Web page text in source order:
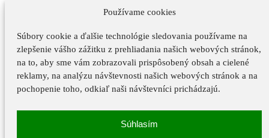
Používame cookies
Súbory cookie a ďalšie technológie sledovania používame na
zlepšenie vášho zážitku z prehliadania našich webových stránok,
na to, aby sme vám zobrazovali prispôsobený obsah a cielené
reklamy, na analýzu návštevnosti našich webových stránok a na
pochopenie toho, odkiaľ naši návštevníci prichádzajú.
Súhlasím
Vyhlásenie o cookies
Technický prevádzkovateľ|Mapa stránok|Ochrana osobných
údajov
Vyhlásenie o prístupnosti
Vyhlásenie o cookies
Správca obsahu